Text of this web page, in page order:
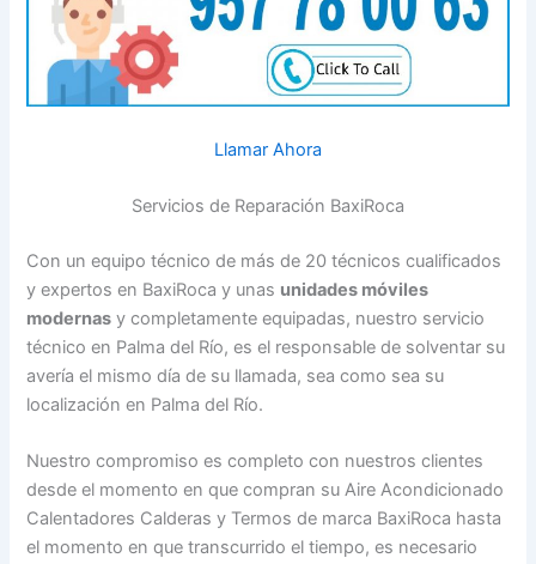
Llamar Ahora
Servicios de Reparación BaxiRoca
Con un equipo técnico de más de 20 técnicos cualificados
y expertos en BaxiRoca y unas unidades móviles
modernas y completamente equipadas, nuestro servicio
técnico en Palma del Río, es el responsable de solventar su
avería el mismo día de su llamada, sea como sea su
localización en Palma del Río.
Nuestro compromiso es completo con nuestros clientes
desde el momento en que compran su Aire Acondicionado
Calentadores Calderas y Termos de marca BaxiRoca hasta
el momento en que transcurrido el tiempo, es necesario